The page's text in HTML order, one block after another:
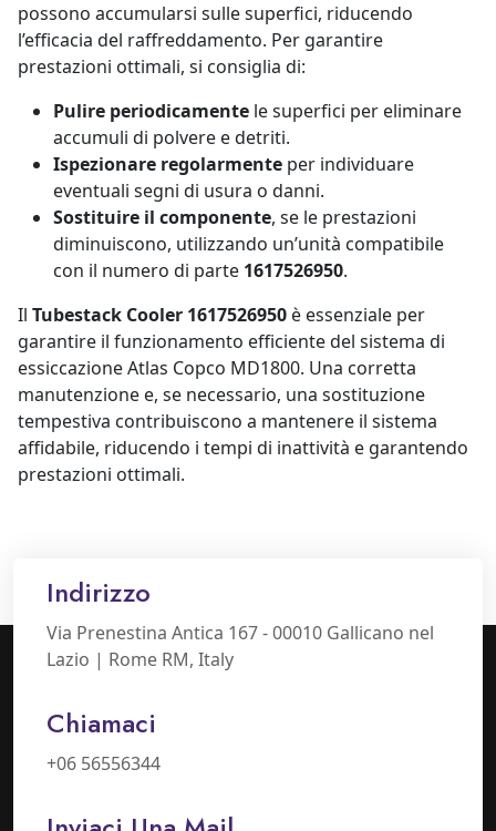
possono accumularsi sulle superfici, riducendo
l’efficacia del raffreddamento. Per garantire
prestazioni ottimali, si consiglia di:
Pulire periodicamente le superfici per eliminare
accumuli di polvere e detriti.
Ispezionare regolarmente per individuare
eventuali segni di usura o danni.
Sostituire il componente, se le prestazioni
diminuiscono, utilizzando un’unità compatibile
con il numero di parte 1617526950.
Il Tubestack Cooler 1617526950 è essenziale per
garantire il funzionamento efficiente del sistema di
essiccazione Atlas Copco MD1800. Una corretta
manutenzione e, se necessario, una sostituzione
tempestiva contribuiscono a mantenere il sistema
affidabile, riducendo i tempi di inattività e garantendo
prestazioni ottimali.
Indirizzo
Via Prenestina Antica 167 - 00010 Gallicano nel
Lazio | Rome RM, Italy
Chiamaci
+06 56556344